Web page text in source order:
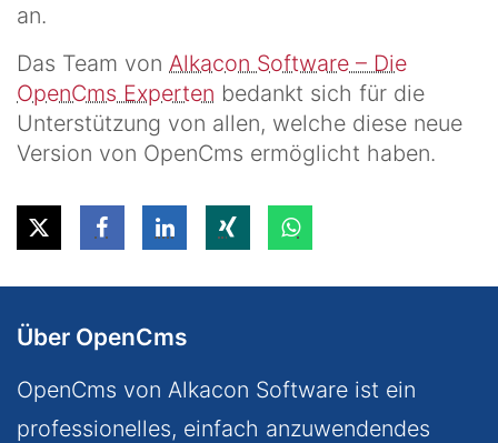
an.
Das Team von Alkacon Software – Die
OpenCms Experten bedankt sich für die
Unterstützung von allen, welche diese neue
Version von OpenCms ermöglicht haben.
Über OpenCms
OpenCms von Alkacon Software ist ein
professionelles, einfach anzuwendendes